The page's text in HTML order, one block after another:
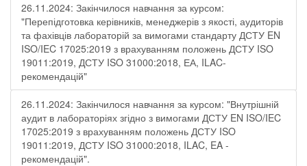
26.11.2024: Закінчилося навчання за курсом:
"Перепідготовка керівників, менеджерів з якості, аудиторів
та фахівців лабораторій за вимогами стандарту ДСТУ EN
ISO/IEC 17025:2019 з врахуванням положень ДСТУ ISO
19011:2019, ДСТУ ISO 31000:2018, ЕА, ILAC-
рекомендацій"
26.11.2024: Закінчилося навчання за курсом: "Внутрішній
аудит в лабораторіях згідно з вимогами ДСТУ EN ISO/IEC
17025:2019 з врахуванням положень ДСТУ ISO
19011:2019, ДСТУ ISO 31000:2018, ILAC, EA -
рекомендацій".